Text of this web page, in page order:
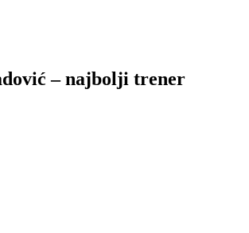
– najbolji trener